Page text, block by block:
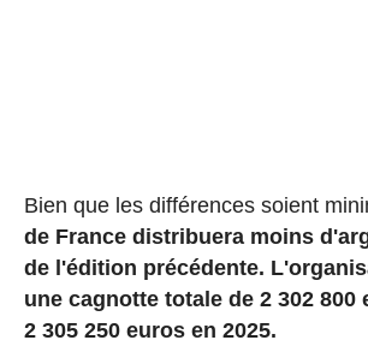
Bien que les différences soient
de France distribuera moins
de l'édition précédente.
une cagnotte totale de 2 302 800
2 305 250 euros en 2025.